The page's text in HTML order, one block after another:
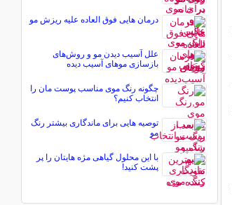
درمان هایی فوق العاده علیه ریزش مو
علل آسیب دیدن مو و روش‌های
بازسازی موهای آسیب دیده
چگونه رنگ موی مناسب پوست مان را
انتخاب کنیم؟
توصیه هایی برای ماندگاری بیشتر رنگ
مو
با این محلول گیاهی مژه هایتان را پر
پشت کنید!